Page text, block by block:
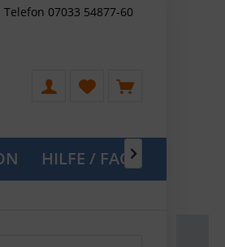
Telefon 07033 54877-60
HILFE / FAQ